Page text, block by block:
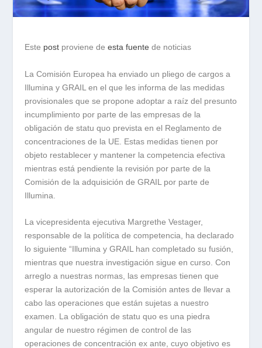
Este post proviene deesta fuente de noticias
La Comisión Europea ha enviado un pliego de cargos a
Illumina y GRAIL en el que les informa de las medidas
provisionales que se propone adoptar a raíz del presunto
incumplimiento por parte de las empresas de la
obligación de statu quo prevista en el Reglamento de
concentraciones de la UE. Estas medidas tienen por
objeto restablecer y mantener la competencia efectiva
mientras está pendiente la revisión por parte de la
Comisión de la adquisición de GRAIL por parte de
Illumina.
La vicepresidenta ejecutiva Margrethe Vestager,
responsable de la política de competencia, ha declarado
lo siguiente “Illumina y GRAIL han completado su fusión,
mientras que nuestra investigación sigue en curso. Con
arreglo a nuestras normas, las empresas tienen que
esperar la autorización de la Comisión antes de llevar a
cabo las operaciones que están sujetas a nuestro
examen. La obligación de statu quo es una piedra
angular de nuestro régimen de control de las
operaciones de concentración ex ante, cuyo objetivo es